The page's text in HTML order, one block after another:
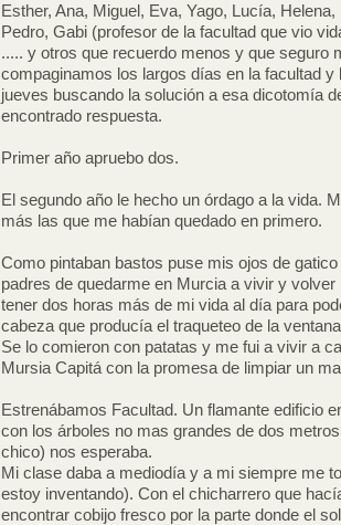
Esther, Ana, Miguel, Eva, Yago, Lucía,
Pedro, Gabi (profesor de la facultad que vio
..... y otros que recuerdo menos y que seguro
compaginamos los largos días en la facultad
jueves buscando la solución a esa dicotomía
encontrado respuesta.
Primer año apruebo dos.
El segundo año le hecho un órdago a la vida.
más las que me habían quedado en primero.
Como pintaban bastos puse mis ojos de
padres de quedarme en Murcia a vivir y
tener dos horas más de mi vida al día para
cabeza que producía el traqueteo de la
Se lo comieron con patatas y me fui a vivir a
Mursia Capitá con la promesa de limpiar un
Estrenábamos Facultad. Un flamante edificio
con los árboles no mas grandes de dos
chico) nos esperaba.
Mi clase daba a mediodía y a mi siempre me
estoy inventando). Con el chicharrero que
encontrar cobijo fresco por la parte donde el